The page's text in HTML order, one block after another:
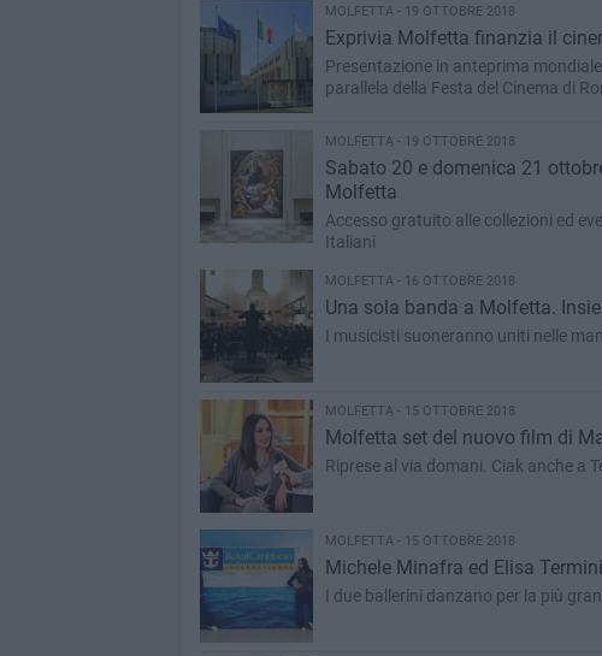
MOLFETTA - 19 OTTOBRE 2018
Exprivia Molfetta finanzia il
Presentazione in anteprima
parallela della Festa del Cinema di
MOLFETTA - 19 OTTOBRE 2018
Sabato 20 e domenica 21
Molfetta
Accesso gratuito alle collezioni ed
Italiani
MOLFETTA - 16 OTTOBRE 2018
Una sola banda a Molfetta.
I musicisti suoneranno uniti nelle
MOLFETTA - 15 OTTOBRE 2018
Molfetta set del nuovo film di
Riprese al via domani. Ciak anche a
MOLFETTA - 15 OTTOBRE 2018
Michele Minafra ed Elisa
I due ballerini danzano per la più